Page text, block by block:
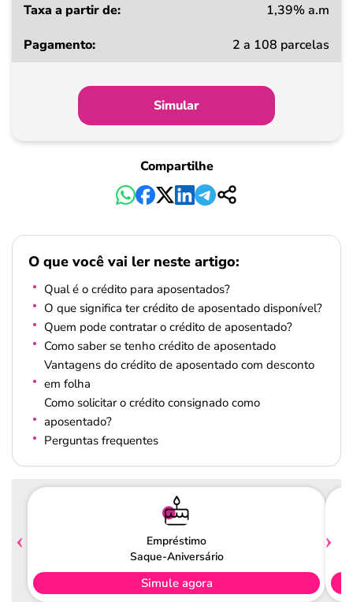
a
Pagamento
1,39% a.m
2 a 108 parcelas
Simular
Compartilhe
O que você vai ler neste artigo:
Qual é o crédito para aposentados?
O que significa ter crédito de aposentado disponível?
Quem pode contratar o crédito de aposentado?
Como saber se tenho crédito de aposentado
Vantagens do crédito de aposentado com desconto
em folha
Como solicitar o crédito consignado como
aposentado?
Perguntas frequentes
Empréstimo
Saque-Aniversário
Simule agora